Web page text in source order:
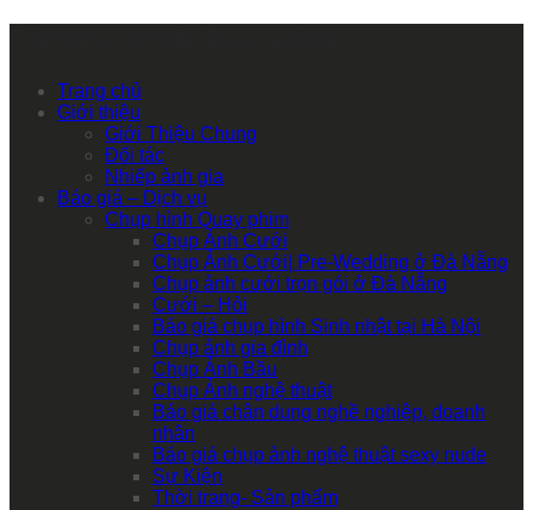
Trang chủ
Giới thiệu
Giới Thiệu Chung
Đối tác
Nhiếp ảnh gia
Báo giá – Dịch vụ
Chụp hình Quay phim
Chụp Ảnh Cưới
Chụp Ảnh Cưới| Pre-Wedding ở Đà Nẵng
Chụp ảnh cưới trọn gói ở Đà Nẵng
Cưới – Hỏi
Báo giá chụp hình Sinh nhật tại Hà Nội
Chụp ảnh gia đình
Chụp Ảnh Bầu
Chụp Ảnh nghệ thuật
Báo giá chân dung nghề nghiệp, doanh
nhân
Báo giá chụp ảnh nghệ thuật sexy nude
Sự Kiện
Thời trang- Sản phẩm